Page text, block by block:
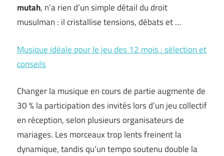
mutah, n’a rien d’un simple détail du droit
musulman : il cristallise tensions, débats et …
Musique idéale pour le jeu des 12 mois : sélection et
conseils
Changer la musique en cours de partie augmente de
30 % la participation des invités lors d’un jeu collectif
en réception, selon plusieurs organisateurs de
mariages. Les morceaux trop lents freinent la
dynamique, tandis qu’un tempo soutenu double la